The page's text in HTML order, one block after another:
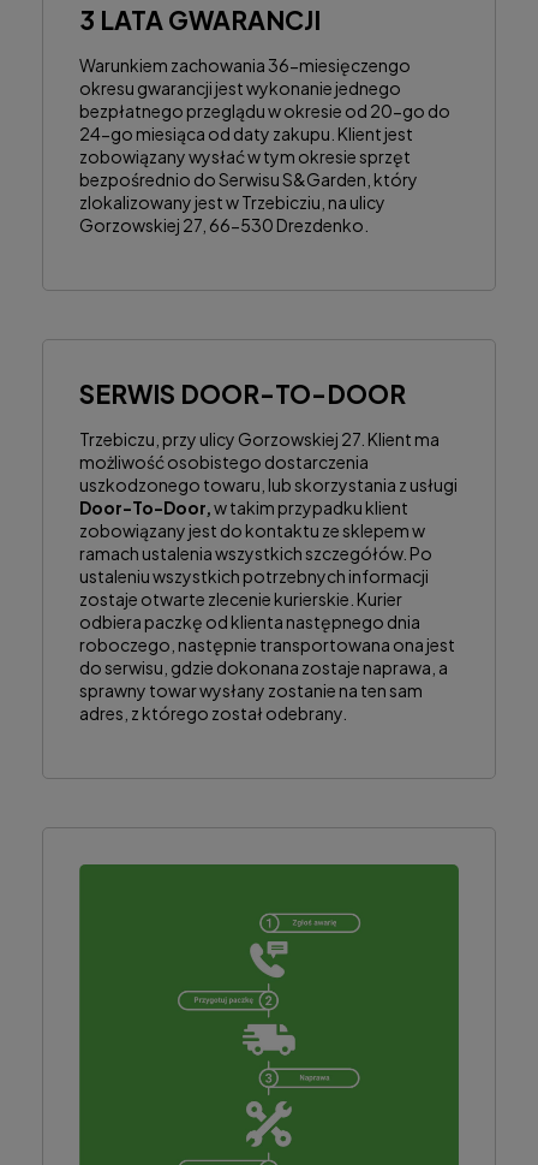
3 LATA GWARANCJI
Warunkiem zachowania 36-miesięczengo
okresu gwarancji jest wykonanie jednego
bezpłatnego przeglądu w okresie od 20-go do
24-go miesiąca od daty zakupu. Klient jest
zobowiązany wysłać w tym okresie sprzęt
bezpośrednio do Serwisu S&Garden, który
zlokalizowany jest w Trzebicziu, na ulicy
Gorzowskiej 27, 66-530 Drezdenko.
SERWIS DOOR-TO-DOOR
Trzebiczu, przy ulicy Gorzowskiej 27. Klient ma
możliwość osobistego dostarczenia
uszkodzonego towaru, lub skorzystania z usługi
Door-To-Door,w takim przypadku klient
zobowiązany jest do kontaktu ze sklepem w
ramach ustalenia wszystkich szczegółów. Po
ustaleniu wszystkich potrzebnych informacji
zostaje otwarte zlecenie kurierskie. Kurier
odbiera paczkę od klienta następnego dnia
roboczego, następnie transportowana ona jest
do serwisu, gdzie dokonana zostaje naprawa, a
sprawny towar wysłany zostanie na ten sam
adres, z którego został odebrany.